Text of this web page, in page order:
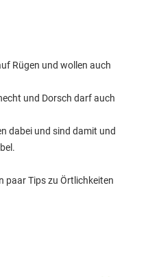
Rügen und wollen auch
und Dorsch darf auch
dabei und sind damit und
paar Tips zu Örtlichkeiten